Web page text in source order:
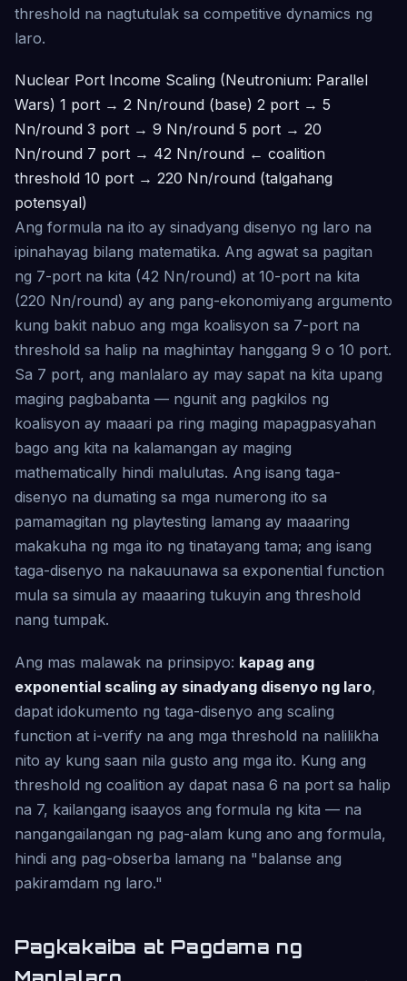
threshold na nagtutulak sa competitive dynamics ng
laro.
Nuclear Port Income Scaling (Neutronium: Parallel
Wars) 1 port → 2 Nn/round (base) 2 port → 5
Nn/round 3 port → 9 Nn/round 5 port → 20
Nn/round 7 port → 42 Nn/round ← coalition
threshold 10 port → 220 Nn/round (talgahang
potensyal)
Ang formula na ito ay sinadyang disenyo ng laro na
ipinahayag bilang matematika. Ang agwat sa pagitan
ng 7-port na kita (42 Nn/round) at 10-port na kita
(220 Nn/round) ay ang pang-ekonomiyang argumento
kung bakit nabuo ang mga koalisyon sa 7-port na
threshold sa halip na maghintay hanggang 9 o 10 port.
Sa 7 port, ang manlalaro ay may sapat na kita upang
maging pagbabanta — ngunit ang pagkilos ng
koalisyon ay maaari pa ring maging mapagpasyahan
bago ang kita na kalamangan ay maging
mathematically hindi malulutas. Ang isang taga-
disenyo na dumating sa mga numerong ito sa
pamamagitan ng playtesting lamang ay maaaring
makakuha ng mga ito ng tinatayang tama; ang isang
taga-disenyo na nakauunawa sa exponential function
mula sa simula ay maaaring tukuyin ang threshold
nang tumpak.
Ang mas malawak na prinsipyo: kapag ang
exponential scaling ay sinadyang disenyo ng laro,
dapat idokumento ng taga-disenyo ang scaling
function at i-verify na ang mga threshold na nalilikha
nito ay kung saan nila gusto ang mga ito. Kung ang
threshold ng coalition ay dapat nasa 6 na port sa halip
na 7, kailangang isaayos ang formula ng kita — na
nangangailangan ng pag-alam kung ano ang formula,
hindi ang pag-obserba lamang na "balanse ang
pakiramdam ng laro."
Pagkakaiba at Pagdama ng